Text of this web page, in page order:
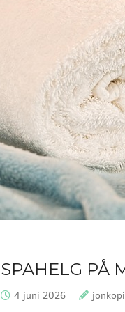
SPAHELG PÅ
Publicerat:
4 juni 2026